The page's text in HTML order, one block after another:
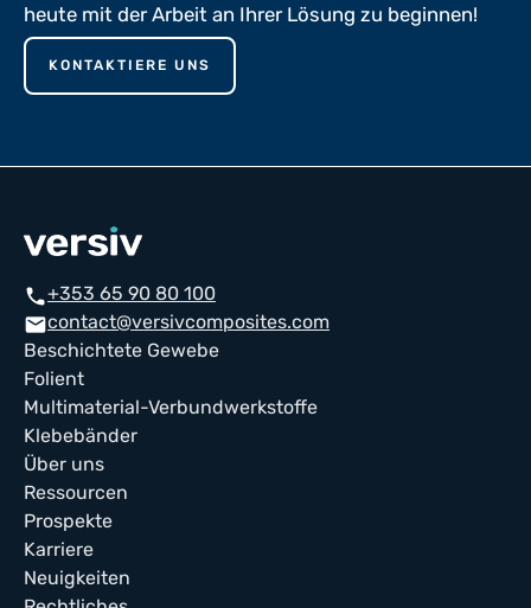
heute mit der Arbeit an Ihrer Lösung zu beginnen!
KONTAKTIERE UNS
phone+353 65 90 80 100
mailcontact@versivcomposites.com
Beschichtete Gewebe
Folient
Multimaterial-Verbundwerkstoffe
Klebebänder
Über uns
Ressourcen
Prospekte
Karriere
Neuigkeiten